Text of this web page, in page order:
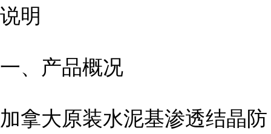
说明
一、产品概况
加拿大原装水泥基渗透结晶防